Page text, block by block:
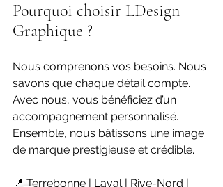
Pourquoi choisir LDesign
Graphique ?
Nous comprenons vos besoins. Nous
savons que chaque détail compte.
Avec nous, vous bénéficiez d’un
accompagnement personnalisé.
Ensemble, nous bâtissons une image
de marque prestigieuse et crédible.
📍 Terrebonne | Laval | Rive-Nord |